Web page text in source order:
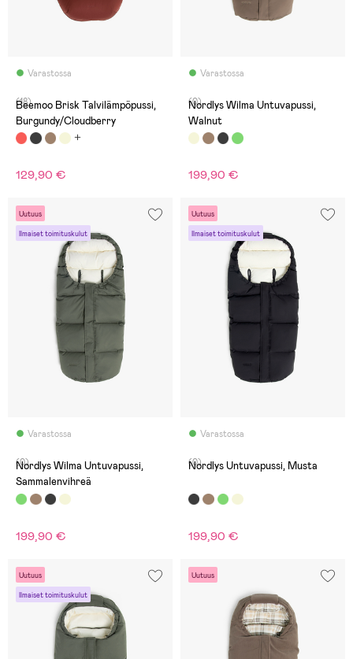
Varastossa
(18)
Beemoo Brisk Talvilämpöpussi,
Burgundy/Cloudberry
129,90 €
Varastossa
(0)
Nordlys Wilma Untuvapussi,
Walnut
199,90 €
Uutuus
Ilmaiset toimituskulut
Varastossa
(0)
Nordlys Wilma Untuvapussi,
Sammalenvihreä
199,90 €
Uutuus
Ilmaiset toimituskulut
Varastossa
(0) Nordlys Untuvapussi, Musta
199,90 €
Uutuus
Ilmaiset toimituskulut
Uutuus